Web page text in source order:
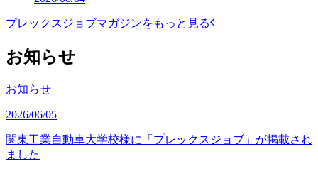
プレックスジョブマガジンをもっと見る
お知らせ
お知らせ
2026/06/05
関東工業自動車大学校様に「プレックスジョブ」が掲載され
ました